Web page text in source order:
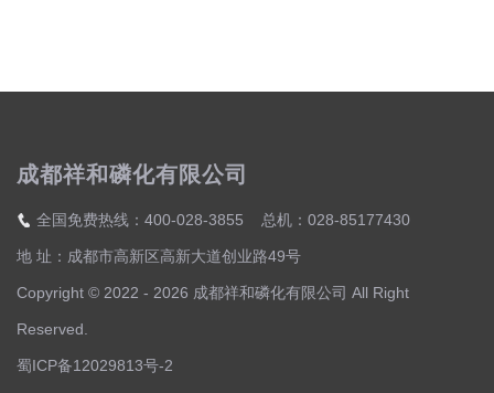
成都祥和磷化有限公司
全国免费热线：400-028-3855 总机：028-85177430
地 址：成都市高新区高新大道创业路49号
Copyright © 2022 - 2026 成都祥和磷化有限公司 All Right
Reserved.
蜀ICP备12029813号-2